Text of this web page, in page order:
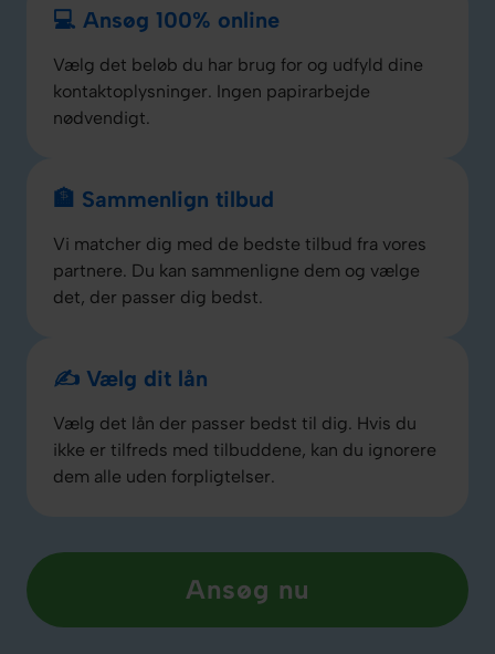
💻 Ansøg 100% online
Vælg det beløb du har brug for og udfyld dine
kontaktoplysninger. Ingen papirarbejde
nødvendigt.
🏦 Sammenlign tilbud
Vi matcher dig med de bedste tilbud fra vores
partnere. Du kan sammenligne dem og vælge
det, der passer dig bedst.
✍️ Vælg dit lån
Vælg det lån der passer bedst til dig. Hvis du
ikke er tilfreds med tilbuddene, kan du ignorere
dem alle uden forpligtelser.
Ansøg nu